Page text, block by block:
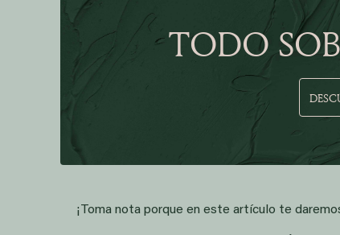
TODO
¡Toma nota porque en este artículo te